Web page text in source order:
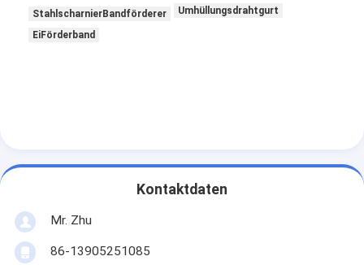
StahlscharnierBandförderer Umhüllungsdrahtgurt
EiFörderband
Kontaktdaten
Mr. Zhu
86-13905251085